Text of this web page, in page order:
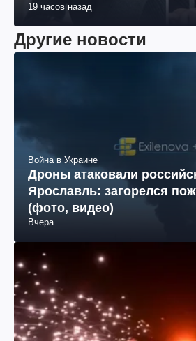
19 часов назад
Другие новости
Война в Украине
Дроны атаковали
Ярославль: загорелся
(фото, видео)
Вчера